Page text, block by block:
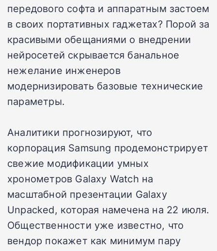
передового софта и аппаратным застоем
в своих портативных гаджетах? Порой за
красивыми обещаниями о внедрении
нейросетей скрывается банальное
нежелание инженеров
модернизировать базовые технические
параметры.
Аналитики прогнозируют, что
корпорация Samsung продемонстрирует
свежие модификации умных
хронометров Galaxy Watch на
масштабной презентации Galaxy
Unpacked, которая намечена на 22 июля.
Общественности уже известно, что
вендор покажет как минимум пару